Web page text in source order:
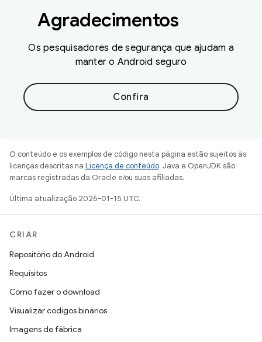
Agradecimentos
Os pesquisadores de segurança que ajudam a
manter o Android seguro
Confira
O conteúdo e os exemplos de código nesta página estão sujeitos às
licenças descritas na Licença de conteúdo. Java e OpenJDK são
marcas registradas da Oracle e/ou suas afiliadas.
Última atualização 2026-01-15 UTC.
CRIAR
Repositório do Android
Requisitos
Como fazer o download
Visualizar códigos binários
Imagens de fábrica